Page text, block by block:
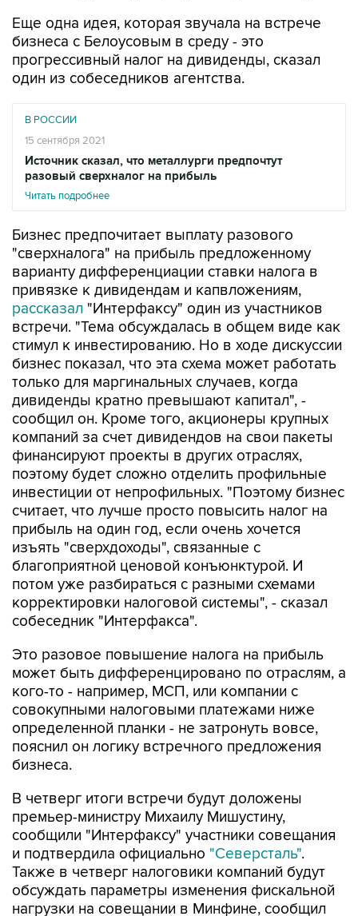
Еще одна идея, которая звучала на встрече
бизнеса с Белоусовым в среду - это
прогрессивный налог на дивиденды, сказал
один из собеседников агентства.
В РОССИИ
15 сентября 2021
Источник сказал, что металлурги предпочтут
разовый сверхналог на прибыль
Читать подробнее
Бизнес предпочитает выплату разового
"сверхналога" на прибыль предложенному
варианту дифференциации ставки налога в
привязке к дивидендам и капвложениям,
рассказал "Интерфаксу" один из участников
встречи. "Тема обсуждалась в общем виде как
стимул к инвестированию. Но в ходе дискуссии
бизнес показал, что эта схема может работать
только для маргинальных случаев, когда
дивиденды кратно превышают капитал", -
сообщил он. Кроме того, акционеры крупных
компаний за счет дивидендов на свои пакеты
финансируют проекты в других отраслях,
поэтому будет сложно отделить профильные
инвестиции от непрофильных. "Поэтому бизнес
считает, что лучше просто повысить налог на
прибыль на один год, если очень хочется
изъять "сверхдоходы", связанные с
благоприятной ценовой конъюнктурой. И
потом уже разбираться с разными схемами
корректировки налоговой системы", - сказал
собеседник "Интерфакса".
Это разовое повышение налога на прибыль
может быть дифференцировано по отраслям, а
кого-то - например, МСП, или компании с
совокупными налоговыми платежами ниже
определенной планки - не затронуть вовсе,
пояснил он логику встречного предложения
бизнеса.
В четверг итоги встречи будут доложены
премьер-министру Михаилу Мишустину,
сообщили "Интерфаксу" участники совещания
и подтвердила официально "Северсталь".
Также в четверг налоговики компаний будут
обсуждать параметры изменения фискальной
нагрузки на совещании в Минфине, сообщил